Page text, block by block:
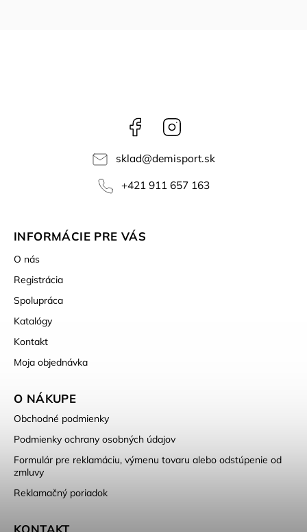
Facebook
sklad@demisport.sk
+421 911 657 163
INFORMÁCIE PRE VÁS
O nás
Registrácia
Spolupráca
Katalógy
Kontakt
Moja objednávka
O NÁKUPE
Obchodné podmienky
Podmienky ochrany osobných údajov
Formulár pre reklamáciu, výmenu tovaru alebo odstúpenie od
zmluvy
Reklamačný poriadok
KONTAKT